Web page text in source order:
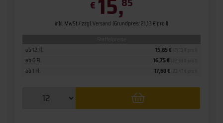
€
inkl. MwSt. / zzgl.Versand (Grundpreis: 21,13 € pro l)
ab 1 Fl. 17,60 €
ab 6 Fl. 16,75 €
ab 12 Fl. 15,85 €